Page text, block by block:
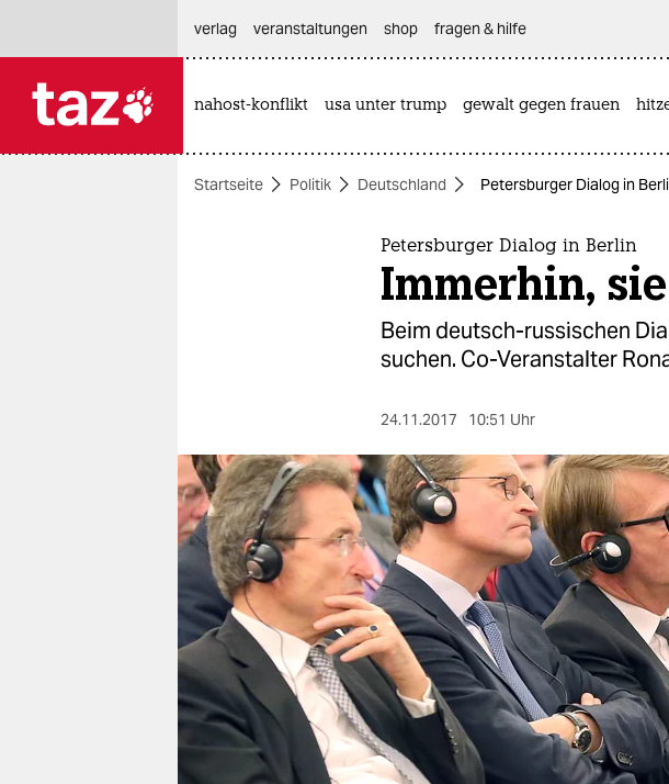
themen
berlin
nord
wahrheit
verlag
verlag
veranstaltungen
verlag
veranstaltungen shop fragen & hilfe
nahost-konflikt usa unter trump gewalt gegen frauen
Startseite Politik Deutschland Petersburger Dialog in
Petersburger Dialog in Berlin
Immerhin,
Beim deutsch-russischen
suchen. Co-Veranstalter
24.11.2017 10:51 Uhr